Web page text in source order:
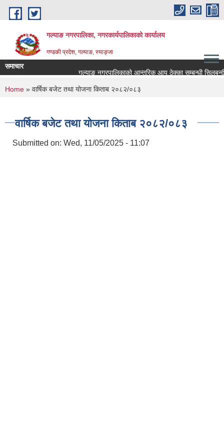
Skip to main content
गल्याङ नगरपालिका, नगरकार्यपालिकाको कार्यालय
गण्डकी प्रदेश, गल्याङ, स्याङ्जा
समाचार
गल्याङ नगरपालिकाको आन्तरिक आय ठेक्का सम्बन्धी
You are here
Home » वार्षिक बजेट तथा योजना किताब २०८२/०८३
वार्षिक बजेट तथा योजना किताब २०८२/०८३
Submitted on: Wed, 11/05/2025 - 11:07